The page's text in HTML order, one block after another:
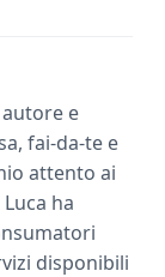
e
fai-da-te e
attento ai
ha
disponibili